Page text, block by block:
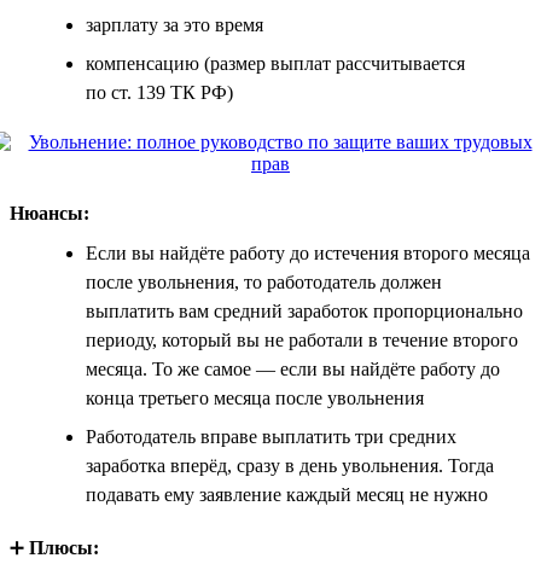
зарплату за это время
компенсацию (размер выплат рассчитывается
по ст. 139 ТК РФ)
Нюансы:
Если вы найдёте работу до истечения второго месяца
после увольнения, то работодатель должен
выплатить вам средний заработок пропорционально
периоду, который вы не работали в течение второго
месяца. То же самое — если вы найдёте работу до
конца третьего месяца после увольнения
Работодатель вправе выплатить три средних
заработка вперёд, сразу в день увольнения. Тогда
подавать ему заявление каждый месяц не нужно
➕ Плюсы: